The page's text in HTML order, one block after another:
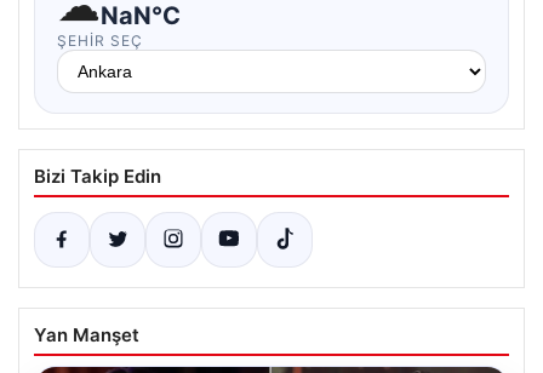
NaN°C
ŞEHIR SEÇ
Bizi Takip Edin
Yan Manşet